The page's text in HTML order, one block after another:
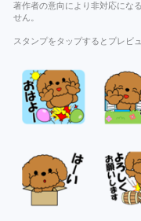
著作者の意向により非対応にな
せん。
スタンプをタップするとプレビ